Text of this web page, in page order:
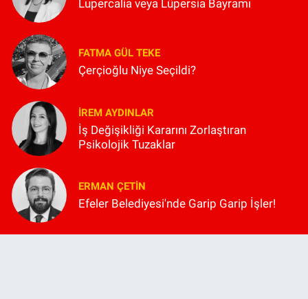
Lupercalia veya Lüpersia Bayramı
FATMA GÜL TEKE
Çerçioğlu Niye Seçildi?
İREM AYDINLAR
İş Değişikliği Kararını Zorlaştıran
Psikolojik Tuzaklar
ERMAN ÇETIN
Efeler Belediyesi'nde Garip Garip İşler!